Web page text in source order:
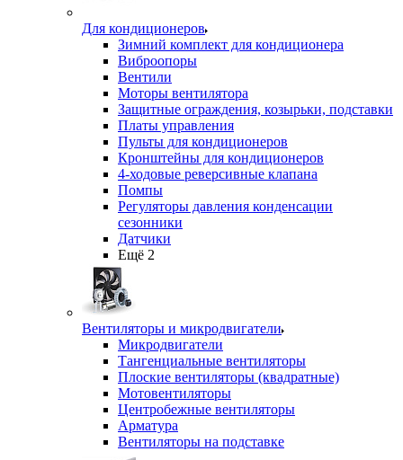
Для кондиционеров
Зимний комплект для кондиционера
Виброопоры
Вентили
Моторы вентилятора
Защитные ограждения, козырьки, подставки
Платы управления
Пульты для кондиционеров
Кронштейны для кондиционеров
4-ходовые реверсивные клапана
Помпы
Регуляторы давления конденсации
сезонники
Датчики
Ещё 2
Вентиляторы и микродвигатели
Микродвигатели
Тангенциальные вентиляторы
Плоские вентиляторы (квадратные)
Мотовентиляторы
Центробежные вентиляторы
Арматура
Вентиляторы на подставке